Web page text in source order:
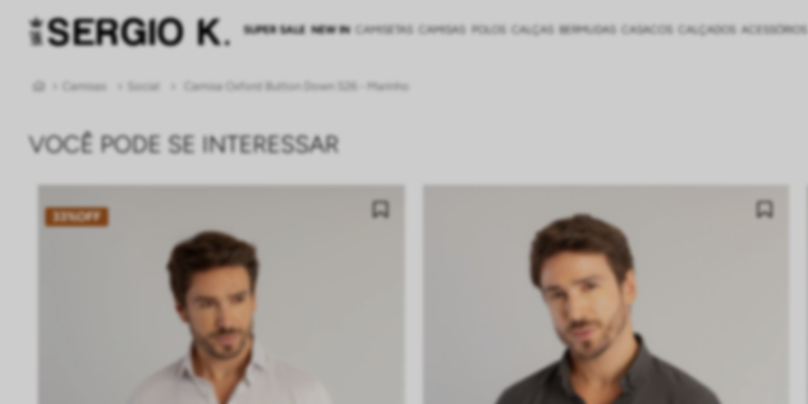
SUPER SALE NEW IN CAMISETAS CAMISAS POLOS CALÇAS BERMUDAS CASACOS CALÇADOS ACESSÓRIOS
Camisas Social Camisa Oxford Button Down S26 - Marinho
VOCÊ PODE SE INTERESSAR
33%OFF